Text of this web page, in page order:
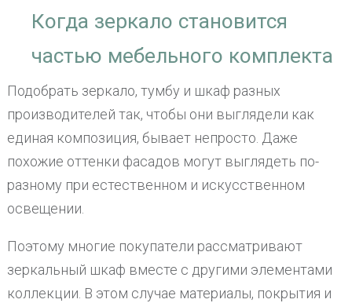
Когда зеркало становится
частью мебельного комплекта
Подобрать зеркало, тумбу и шкаф разных
производителей так, чтобы они выглядели как
единая композиция, бывает непросто. Даже
похожие оттенки фасадов могут выглядеть по-
разному при естественном и искусственном
освещении.
Поэтому многие покупатели рассматривают
зеркальный шкаф вместе с другими элементами
коллекции. В этом случае материалы, покрытия и